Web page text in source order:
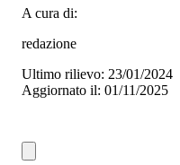
A cura di:
redazione
Ultimo rilievo: 23/01/2024
Aggiornato il: 01/11/2025